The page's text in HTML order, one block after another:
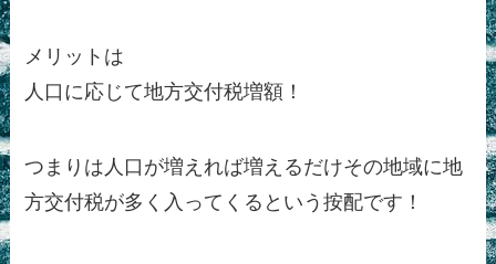
メリットは
人口に応じて地方交付税増額！
つまりは人口が増えれば増えるだけその地域に地
方交付税が多く入ってくるという按配です！